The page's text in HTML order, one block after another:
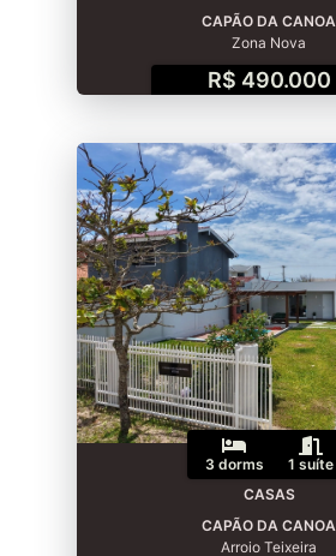
CAPÃO DA CANOA
Zona Nova
R$ 490.000
3 dorms
1 suíte
CASAS
CAPÃO DA CANOA
Arroio Teixeira